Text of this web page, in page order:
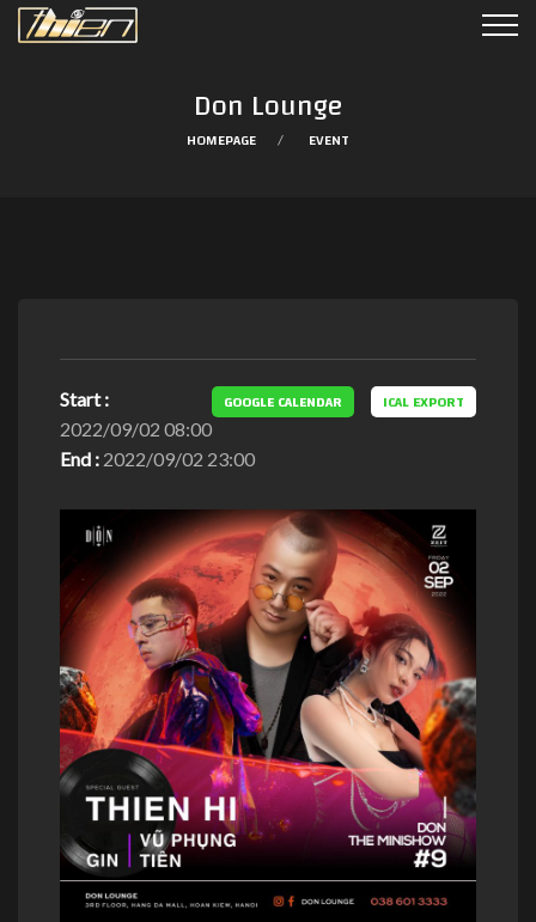
Don Lounge
HOMEPAGE EVENT
GOOGLE CALENDAR ICAL EXPORT
Start :
2022/09/02 08:00
End : 2022/09/02 23:00